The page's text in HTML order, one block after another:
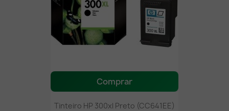
Comprar
Tinteiro HP 300xl Preto (CC641EE)